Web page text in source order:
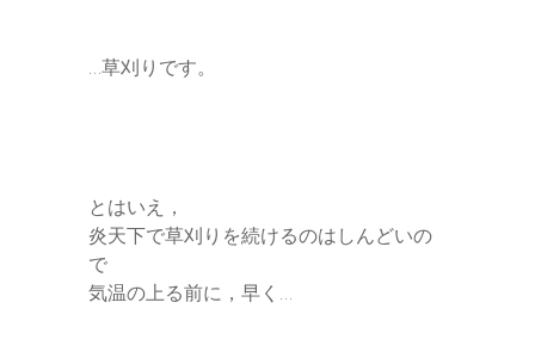
…草刈りです。
とはいえ，
炎天下で草刈りを続けるのはしんどいの
で
気温の上る前に，早く…